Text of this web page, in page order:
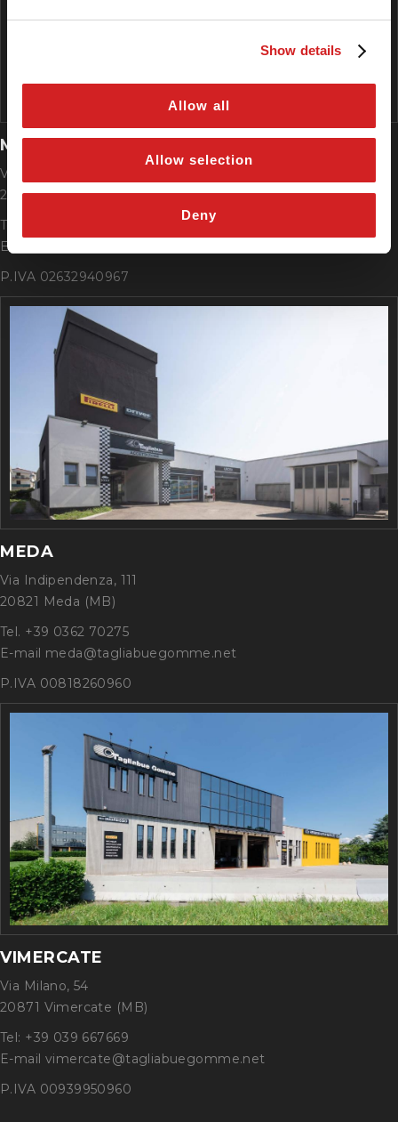
Show details
Allow all
Allow selection
Deny
MONZA CENTRO
Via Francesco Zanzi, 19
20900 Monza (MB)
Tel. +39 039 2312067
E-mail monza@tagliabuegomme.net
P.IVA 02632940967
MEDA
Via Indipendenza, 111
20821 Meda (MB)
Tel. +39 0362 70275
E-mail meda@tagliabuegomme.net
P.IVA 00818260960
VIMERCATE
Via Milano, 54
20871 Vimercate (MB)
Tel: +39 039 667669
E-mail vimercate@tagliabuegomme.net
P.IVA 00939950960